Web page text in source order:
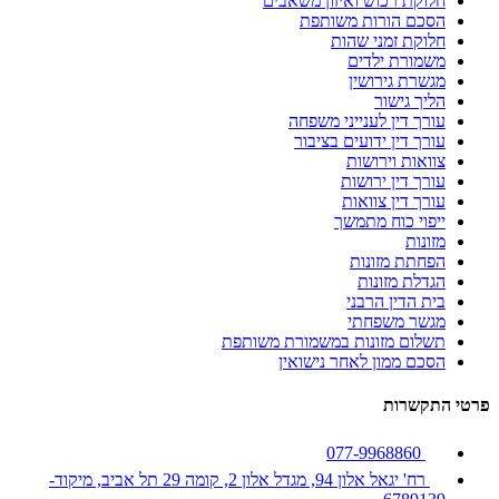
הסכם הורות משותפת
חלוקת זמני שהות
משמורת ילדים
מגשרת גירושין
הליך גישור
עורך דין לענייני משפחה
עורך דין ידועים בציבור
צוואות וירושות
עורך דין ירושות
עורך דין צוואות
ייפוי כוח מתמשך
מזונות
הפחתת מזונות
הגדלת מזונות
בית הדין הרבני
מגשר משפחתי
תשלום מזונות במשמורת משותפת
הסכם ממון לאחר נישואין
פרטי התקשרות
רח' יגאל אלון 94, מגדל אלון 2, קומה 29 תל אביב, מיקוד-